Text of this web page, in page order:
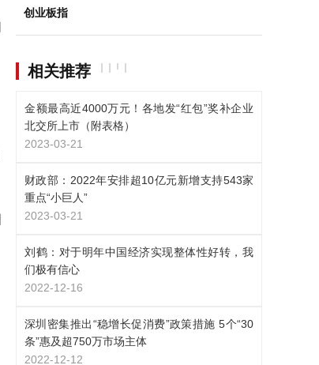
创业板指
相关推荐
金额最高近4000万元！各地发“红包”奖补企业
北交所上市（附表格）
2023-03-21
财政部：2022年安排超10亿元新增支持543家
重点“小巨人”
2023-03-21
刘鹤：对于明年中国经济实现整体性好转，我
们极有信心
2022-12-16
深圳密集推出“稳增长促消费”政策措施 5个“30
条”惠及超750万市场主体
2022-12-12